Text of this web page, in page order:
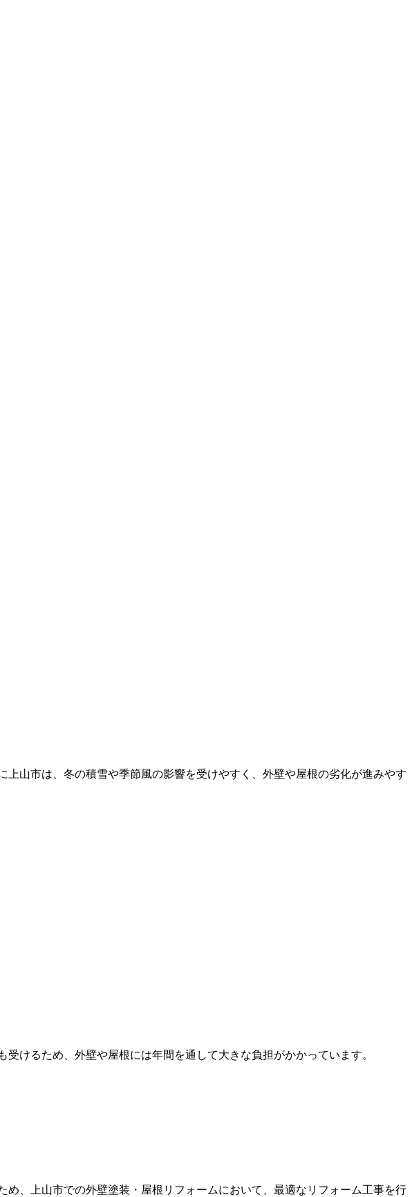
山市は、冬の積雪や季節風の影響を受けやすく、外壁や屋根の劣化が進みやす
けるため、外壁や屋根には年間を通して大きな負担がかかっています。
、上山市での外壁塗装・屋根リフォームにおいて、最適なリフォーム工事を行